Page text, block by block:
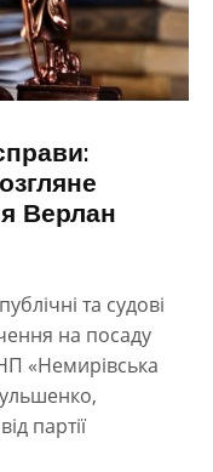
Верлан
та судові
на посаду
«Немирівська
партії